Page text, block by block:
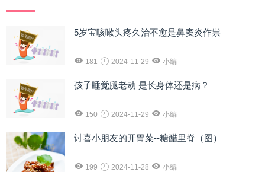
5岁宝咳嗽头疼久治不愈是鼻窦炎作祟
181 2024-11-29 小编
孩子睡觉腿老动 是长身体还是病？
150 2024-11-29 小编
讨喜小朋友的开胃菜--糖醋里脊（图）
199 2024-11-28 小编